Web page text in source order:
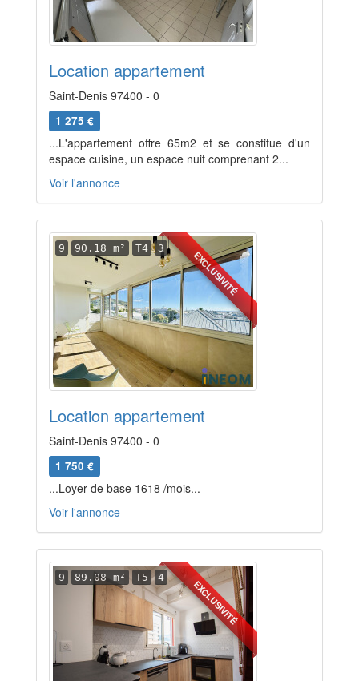
Location appartement
Saint-Denis 97400 - 0
1 275 €
...L'appartement offre 65m2 et se constitue d'un
espace cuisine, un espace nuit comprenant 2...
Voir l'annonce
EXCLUSIVITÉ
9 90.18 m² T4 3
Location appartement
Saint-Denis 97400 - 0
1 750 €
...Loyer de base 1618 /mois...
Voir l'annonce
EXCLUSIVITÉ
9 89.08 m² T5 4